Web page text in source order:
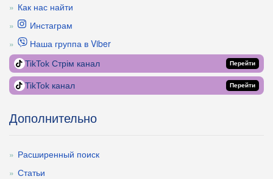
Как нас найти
Инстаграм
Наша группа в Viber
TikTok Стрім канал Перейти
TikTok канал Перейти
Дополнительно
Расширенный поиск
Статьи